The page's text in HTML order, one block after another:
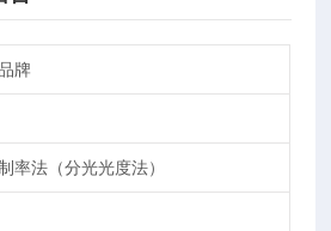
牌
率法（分光光度法）